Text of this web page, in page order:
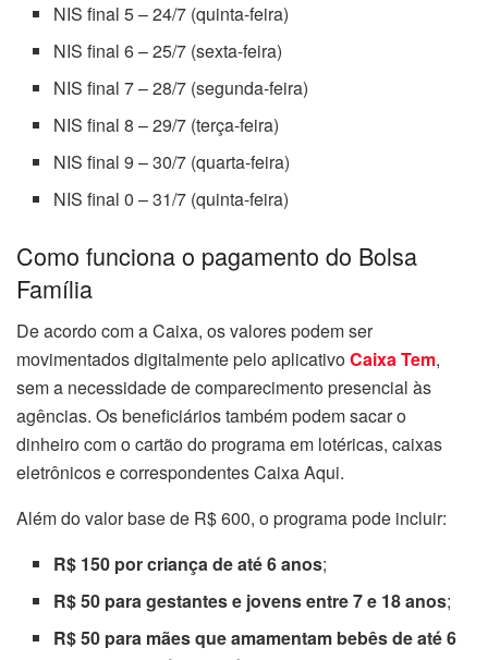
NIS final 5 – 24/7 (quinta-feira)
NIS final 6 – 25/7 (sexta-feira)
NIS final 7 – 28/7 (segunda-feira)
NIS final 8 – 29/7 (terça-feira)
NIS final 9 – 30/7 (quarta-feira)
NIS final 0 – 31/7 (quinta-feira)
Como funciona o pagamento do Bolsa
Família
De acordo com a Caixa, os valores podem ser
movimentados digitalmente pelo aplicativoCaixa Tem,
sem a necessidade de comparecimento presencial às
agências. Os beneficiários também podem sacar o
dinheiro com o cartão do programa em lotéricas, caixas
eletrônicos e correspondentes Caixa Aqui.
Além do valor base de R$ 600, o programa pode incluir:
R$ 150 por criança de até 6 anos;
R$ 50 para gestantes e jovens entre 7 e 18 anos;
R$ 50 para mães que amamentam bebês de até 6